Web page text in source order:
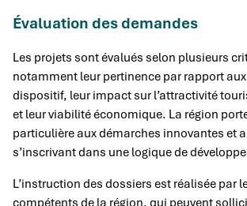
Évaluation des demandes
Les projets sont évalués selon plusieurs
notamment leur pertinence par rapport
dispositif, leur impact sur l’attractivité
et leur viabilité économique. La région
particulière aux démarches innovantes et
s’inscrivant dans une logique de
L’instruction des dossiers est réalisée par